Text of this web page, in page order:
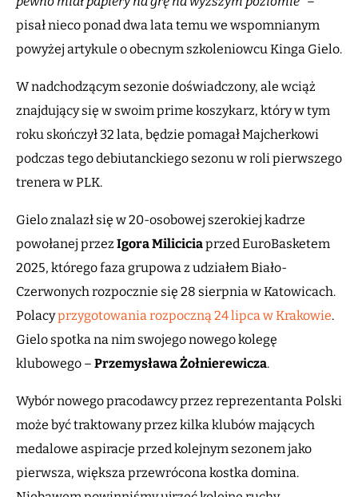
pisał nieco ponad dwa lata temu we wspomnianym
powyżej artykule o obecnym szkoleniowcu Kinga Gielo.
W nadchodzącym sezonie doświadczony, ale wciąż
znajdujący się w swoim prime koszykarz, który w tym
roku skończył 32 lata, będzie pomagał Majcherkowi
podczas tego debiutanckiego sezonu w roli pierwszego
trenera w PLK.
Gielo znalazł się w 20-osobowej szerokiej kadrze
powołanej przez Igora Miliciciaprzed EuroBasketem
2025, którego faza grupowa z udziałem Biało-
Czerwonych rozpocznie się 28 sierpnia w Katowicach.
Polacyprzygotowania rozpoczną 24 lipca w Krakowie.
Gielo spotka na nim swojego nowego kolegę
klubowego – Przemysława Żołnierewicza.
Wybór nowego pracodawcy przez reprezentanta Polski
może być traktowany przez kilka klubów mających
medalowe aspiracje przed kolejnym sezonem jako
pierwsza, większa przewrócona kostka domina.